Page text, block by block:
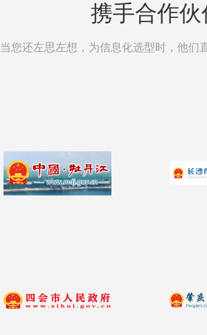
携手合作
当您还左思左想，为信息化选型时，他们